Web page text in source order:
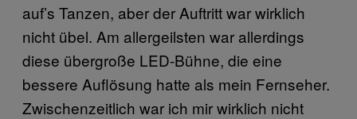
auf’s Tanzen, aber der Auftritt war wirklich
nicht übel. Am allergeilsten war allerdings
diese übergroße LED-Bühne, die eine
bessere Auflösung hatte als mein Fernseher.
Zwischenzeitlich war ich mir wirklich nicht